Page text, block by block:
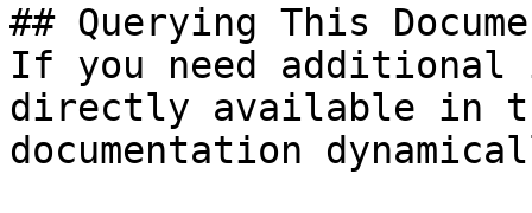
## Querying This
If you need
directly available in
documentation